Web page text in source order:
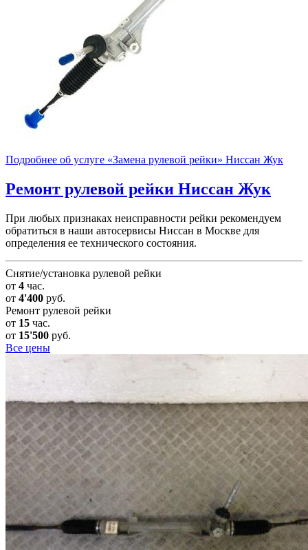
Подробнее об услуге «Замена рулевой рейки» Ниссан Жук
Ремонт рулевой рейки Ниссан Жук
При любых признаках неисправности рейки рекомендуем
обратиться в наши автосервисы Ниссан в Москве для
определения ее технического состояния.
Снятие/установка рулевой рейки
от 4 час.
от 4'400 руб.
Ремонт рулевой рейки
от 15 час.
от 15'500 руб.
Все цены